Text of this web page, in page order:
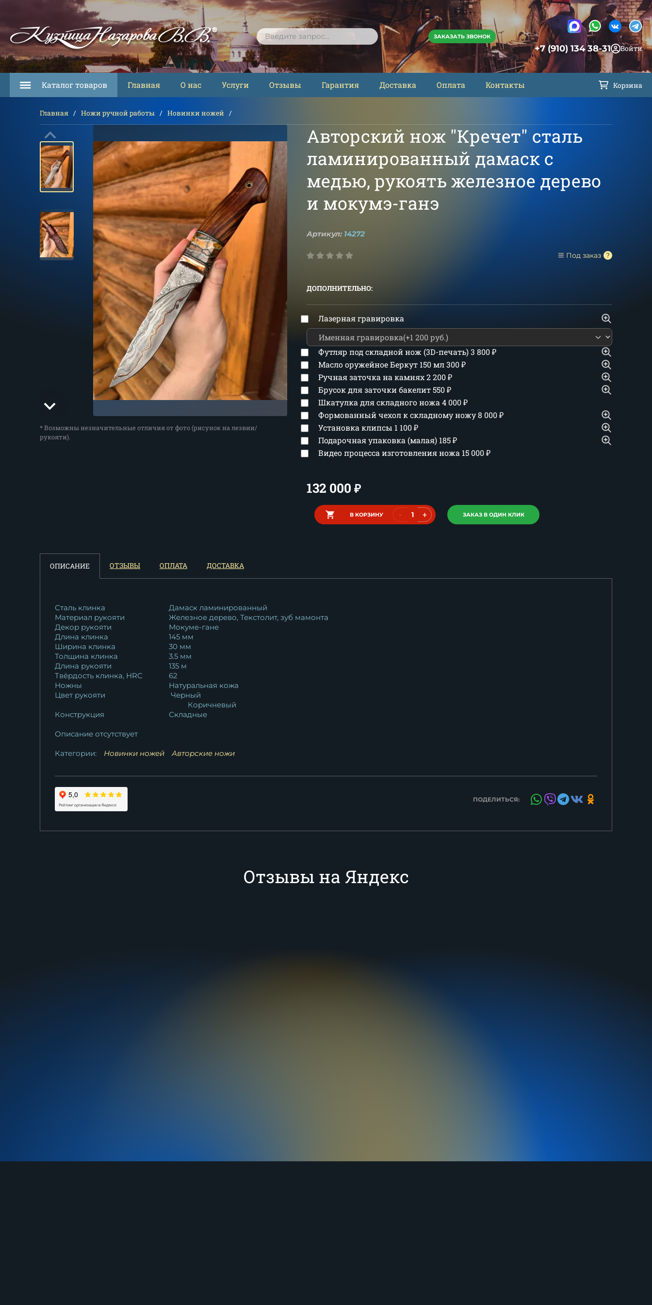
ПОИСК ЗАКАЗАТЬ ЗВОНОК
+7 (910) 134 38-31 Войти
Каталог товаров Главная О нас Услуги Отзывы Гарантия Доставка Оплата Контакты Корзина
Главная Ножи ручной работы Новинки ножей
* Возможны незначительные отличия от фото (рисунок на лезвии/
рукояти).
Авторский нож "Кречет" сталь
ламинированный дамаск с
медью, рукоять железное дерево
и мокумэ-ганэ
Артикул: 14272
Под заказ
ДОПОЛНИТЕЛЬНО:
Лазерная гравировка
Футляр под складной нож (3D-печать)3 800₽
Масло оружейное Беркут 150 мл300₽
Ручная заточка на камнях2 200₽
Брусок для заточки бакелит550₽
Шкатулка для складного ножа 4 000₽
Формованный чехол к складному ножу8 000₽
Установка клипсы 1 100₽
Подарочная упаковка (малая) 185₽
Видео процесса изготовления ножа 15 000₽
132 000 ₽
В КОРЗИНУ - + ЗАКАЗ В ОДИН КЛИК
ОПИСАНИЕ ОТЗЫВЫ ОПЛАТА ДОСТАВКА
Сталь клинка
Дамаск ламинированный
Материал рукояти
Железное дерево, Текстолит, зуб мамонта
Декор рукояти
Мокуме-гане
Длина клинка
145 мм
Ширина клинка
30 мм
Толщина клинка
3.5 мм
Длина рукояти
135 м
Твёрдость клинка, HRC
62
Ножны
Натуральная кожа
Цвет рукояти
Черный
Коричневый
Конструкция
Складные
Описание отсутствует
Категории: Новинки ножей Авторские ножи
ПОДЕЛИТЬСЯ:
Отзывы на Яндекс